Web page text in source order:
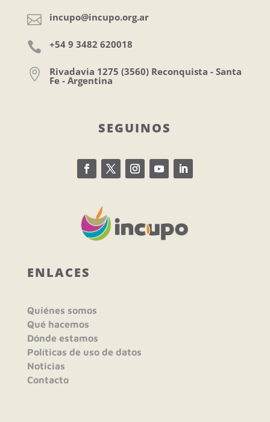
 incupo@incupo.org.ar
 +54 9 3482 620018
 Rivadavia 1275 (3560) Reconquista - Santa
Fe - Argentina
SEGUINOS
ENLACES
Quiénes somos
Qué hacemos
Dónde estamos
Políticas de uso de datos
Noticias
Contacto